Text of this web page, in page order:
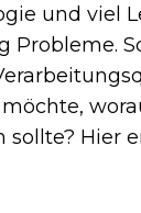
und viel
Probleme.
sollte? Hier